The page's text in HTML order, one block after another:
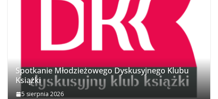
Spotkanie Młodzieżowego Dyskusyjnego Klubu
Książki
5 sierpnia 2026